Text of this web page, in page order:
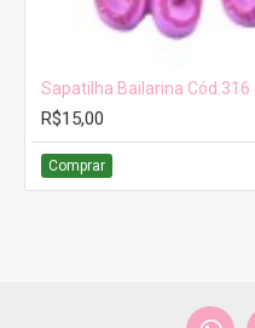
R$15,00
Comprar